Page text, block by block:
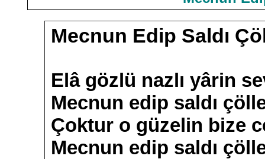
Mecnun Edip Saldı
Elâ gözlü nazlı yârin
Mecnun edip saldı
Çoktur o güzelin bize
Mecnun edip saldı